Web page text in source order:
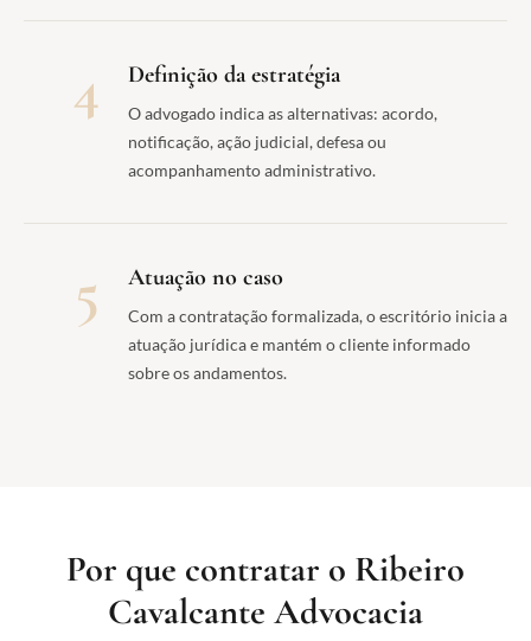
4 Definição da estratégia
O advogado indica as alternativas: acordo,
notificação, ação judicial, defesa ou
acompanhamento administrativo.
5 Atuação no caso
Com a contratação formalizada, o escritório inicia a
atuação jurídica e mantém o cliente informado
sobre os andamentos.
Por que contratar o Ribeiro
Cavalcante Advocacia